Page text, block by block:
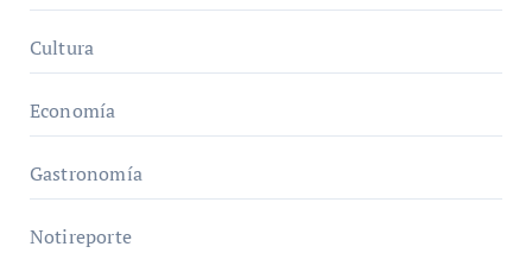
Cultura
Economía
Gastronomía
Notireporte